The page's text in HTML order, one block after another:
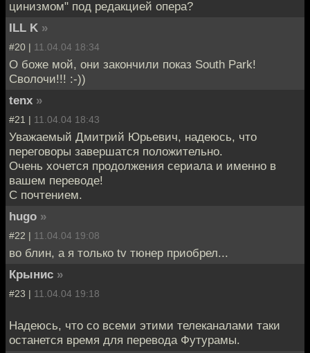
цинизмом" под редакцией опера?
ILL K »
#20 | 11.04.04 18:34
О боже мой, они закончили показ South Park!
Сволочи!!! :-))
tenx »
#21 | 11.04.04 18:43
Уважаемый Дмитрий Юрьевич, надеюсь, что
переговоры завершатся положительно.
Очень хочется продолжения сериала и именно в
вашем переводе!
С почтением.
hugo »
#22 | 11.04.04 19:08
во блин, а я только tv тюнер приобрел...
Крынис »
#23 | 11.04.04 19:18
Надеюсь, что со всеми этими телеканалами таки
останется время для перевода Футурамы.